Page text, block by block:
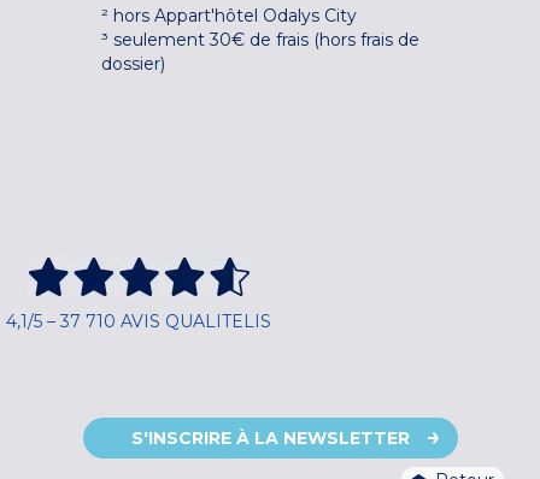
² hors Appart'hôtel Odalys City
³ seulement 30€ de frais (hors frais de
dossier)
4,1/5 – 37 710 AVIS QUALITELIS
S'INSCRIRE À LA NEWSLETTER